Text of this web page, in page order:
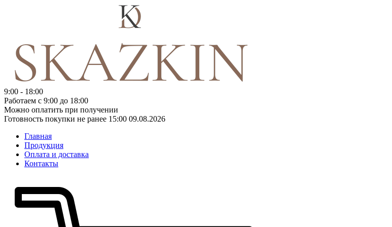
9:00 - 18:00
Работаем с 9:00 до 18:00
Можно оплатить при получении
Готовность покупки не ранее 15:00 09.08.2026
Главная
Продукция
Оплата и доставка
Контакты